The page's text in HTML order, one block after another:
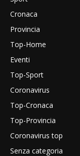
Cronaca
Provincia
Top-Home
Eventi
Top-Sport
Coronavirus
Top-Cronaca
Top-Provincia
Coronavirus top
Senza categoria